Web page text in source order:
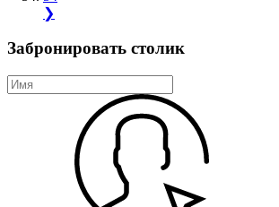
❯
Забронировать столик